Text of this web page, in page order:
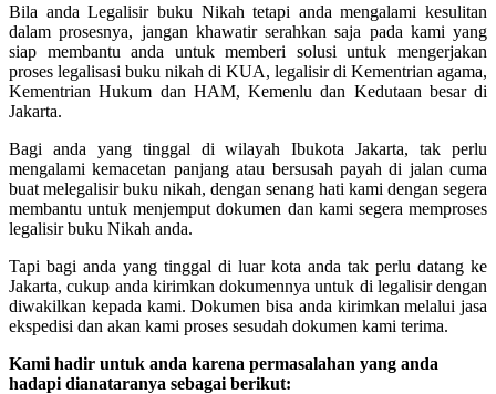
Bila anda Legalisir buku Nikah tetapi anda mengalami kesulitan
dalam prosesnya, jangan khawatir serahkan saja pada kami yang
siap membantu anda untuk memberi solusi untuk mengerjakan
proses legalisasi buku nikah di KUA, legalisir di Kementrian agama,
Kementrian Hukum dan HAM, Kemenlu dan Kedutaan besar di
Jakarta.
Bagi anda yang tinggal di wilayah Ibukota Jakarta, tak perlu
mengalami kemacetan panjang atau bersusah payah di jalan cuma
buat melegalisir buku nikah, dengan senang hati kami dengan segera
membantu untuk menjemput dokumen dan kami segera memproses
legalisir buku Nikah anda.
Tapi bagi anda yang tinggal di luar kota anda tak perlu datang ke
Jakarta, cukup anda kirimkan dokumennya untuk di legalisir dengan
diwakilkan kepada kami. Dokumen bisa anda kirimkan melalui jasa
ekspedisi dan akan kami proses sesudah dokumen kami terima.
Kami hadir untuk anda karena permasalahan yang anda
hadapi dianataranya sebagai berikut: